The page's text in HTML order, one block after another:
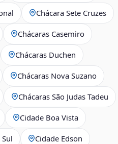
Chácara Sete Cruzes
Chácaras Casemiro
Chácaras Duchen
Chácaras Nova Suzano
Chácaras São Judas Tadeu
Cidade Boa Vista
Cidade Edson